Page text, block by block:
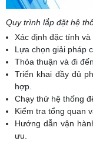
Quy trình lắp đặt hệ
Xác định đặc tính
Lựa chọn giải pháp
Thỏa thuận và đi
Triển khai đầy đủ
hợp.
Chạy thử hệ thống
Kiểm tra tổng quan
Hướng dẫn vận
ưu.